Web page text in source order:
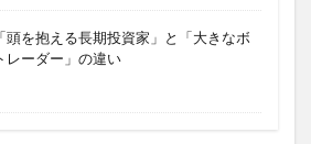
頭を抱える長期投資家」と「大きなボ
レーダー」の違い